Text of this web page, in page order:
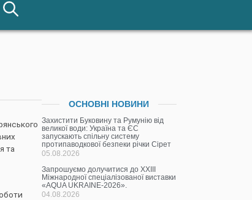
та
ОСНОВНІ НОВИНИ
Захистити Буковину та Румунію від
великої води: Україна та ЄС
запускають спільну систему
протипаводкової безпеки річки Сірет
05.08.2026
Запрошуємо долучитися до ХХІІІ
Міжнародної спеціалізованої виставки
«AQUA UKRAINE-2026».
04.08.2026